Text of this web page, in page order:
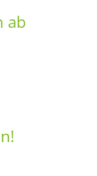
ab